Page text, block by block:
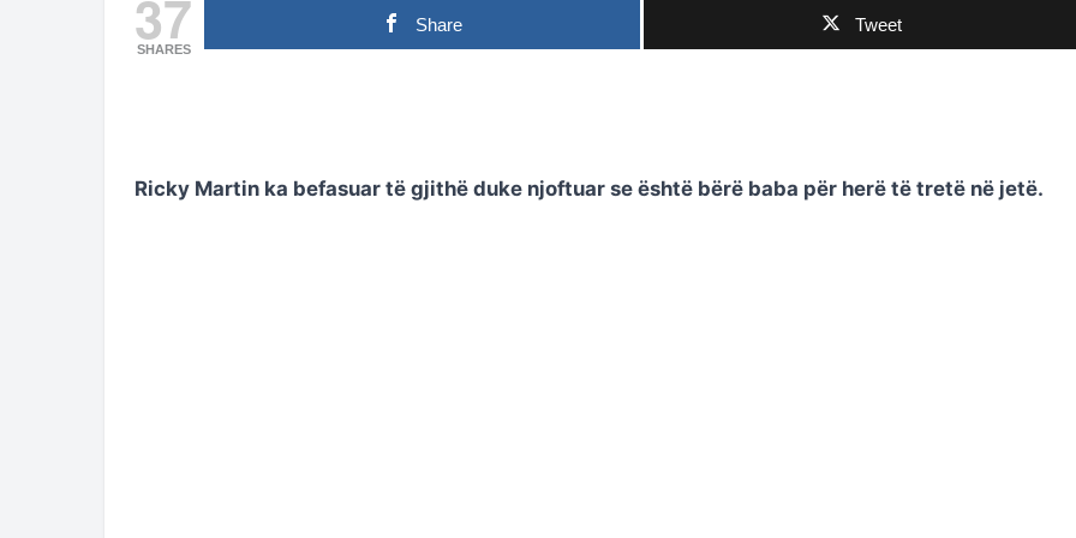
37
SHARES
Share Tweet
Ricky Martin ka befasuar të gjithë duke njoftuar se është bërë baba për herë të tretë në jetë.